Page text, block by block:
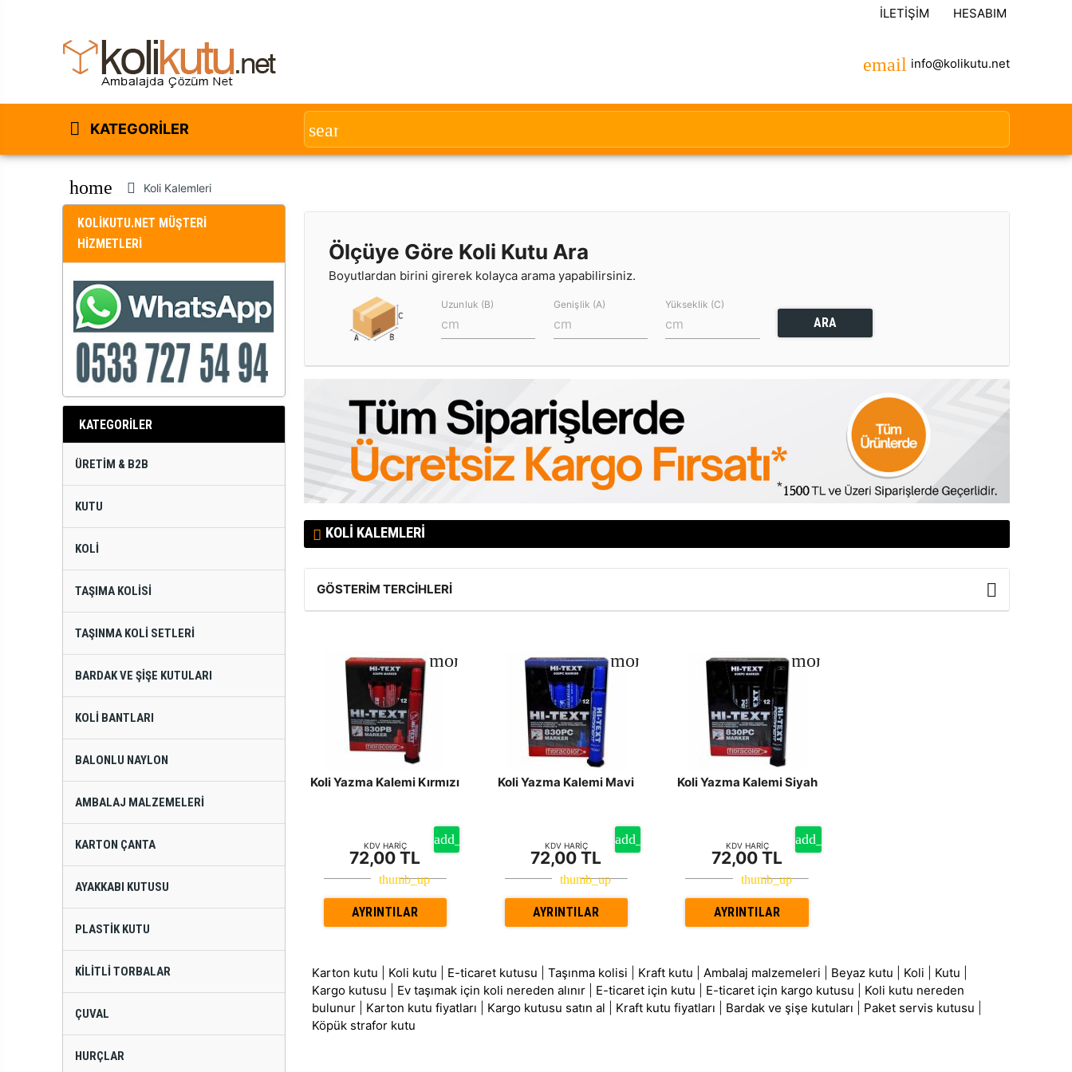
İLETIŞIM HESABIM
info@kolikutu.net
KATEGORILER
home Koli Kalemleri
KOLİKUTU.NET MÜŞTERİ
HİZMETLERİ
KATEGORİLER
ÜRETIM & B2B
KUTU
KOLI
TAŞIMA KOLISI
TAŞINMA KOLI SETLERI
BARDAK VE ŞIŞE KUTULARI
KOLI BANTLARI
BALONLU NAYLON
AMBALAJ MALZEMELERI
KARTON ÇANTA
AYAKKABI KUTUSU
PLASTIK KUTU
KILITLI TORBALAR
ÇUVAL
HURÇLAR
Ölçüye Göre Koli Kutu Ara
Boyutlardan birini girerek kolayca arama yapabilirsiniz.
Uzunluk (B) Genişlik (A) Yükseklik (C)
ARA
KOLI KALEMLERI
GÖSTERIM TERCIHLERI
Koli Yazma Kalemi Kırmızı
KDV HARİÇ
72,00 TL
AYRINTILAR
Koli Yazma Kalemi Mavi
KDV HARİÇ
72,00 TL
AYRINTILAR
Koli Yazma Kalemi Siyah
KDV HARİÇ
72,00 TL
AYRINTILAR
Karton kutu Koli kutu E-ticaret kutusu Taşınma kolisi Kraft kutu Ambalaj malzemeleri Beyaz kutu Koli Kutu
Kargo kutusu
Ev taşımak için koli nereden alınır| E-ticaret için kutu E-ticaret için kargo kutusu
Koli kutu nereden
bulunur| Karton kutu fiyatları Kargo kutusu satın al Kraft kutu fiyatları Bardak ve şişe kutuları Paket servis kutusu
Köpük strafor kutu